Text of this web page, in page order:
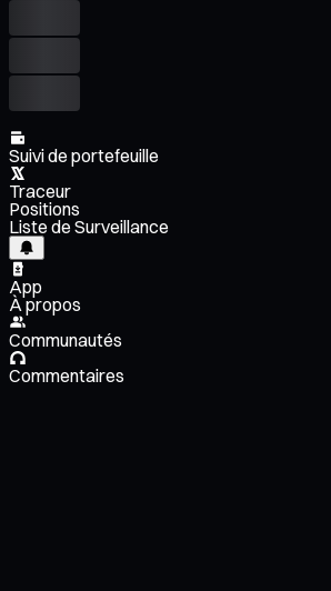
Suivi de portefeuille
Traceur
Positions
Liste de Surveillance
App
À propos
Communautés
Commentaires